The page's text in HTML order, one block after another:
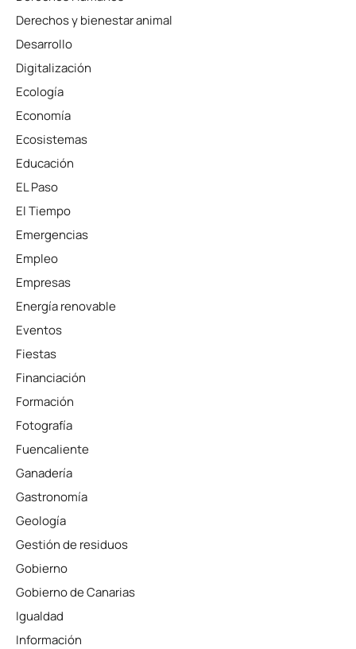
Derechos y bienestar animal
Desarrollo
Digitalización
Ecología
Economía
Ecosistemas
Educación
EL Paso
El Tiempo
Emergencias
Empleo
Empresas
Energía renovable
Eventos
Fiestas
Financiación
Formación
Fotografía
Fuencaliente
Ganadería
Gastronomía
Geología
Gestión de residuos
Gobierno
Gobierno de Canarias
Igualdad
Información